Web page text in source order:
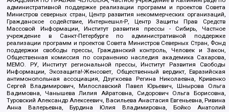
административной поддержке реализации программ и проектов Совета
Министров северных стран, Центр развития некоммерческих организаций,
Гражданское содействие, Интернешнл-Р, Центр Защиты Прав Средств
Массовой Информации, Институт развития прессы - Сибирь, Частное
учреждение в Санкт-Петербурге по административной поддержке
реализации программ и проектов Совета Министров Северных Стран, Фонд
поддержки свободы прессы, Гражданский контроль, Человек и Закон,
Общественная комиссия по сохранению наследия академика Сахарова,
МЕМО. РУ, Институт региональной прессы, Институт Развития Свободы
Информации, Экозащита!-Женсовет, Общественный вердикт, Евразийская
антимонопольная ассоциация, Дзугкоева Регина Николаевна, Кривенко
Сергей Владимирович, Милославский Павел Юрьевич, Шнырова Ольга
Вадимовна, Чанышева Лилия Айратовна, Сидорович Ольга Борисовна,
Туровский Александр Алексеевич, Васильева Анастасия Евгеньевна, Ривина
Анна Валерьевна, Бурдина Юлия Владимировна, Бойко Анатолий